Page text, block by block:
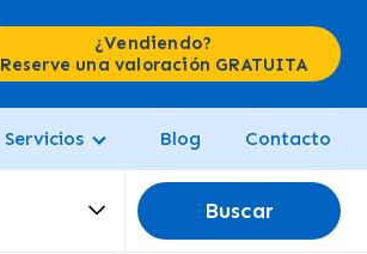
¿Vendiendo?
Reserve una valoración GRATUITA
Servicios Blog Contacto
Buscar